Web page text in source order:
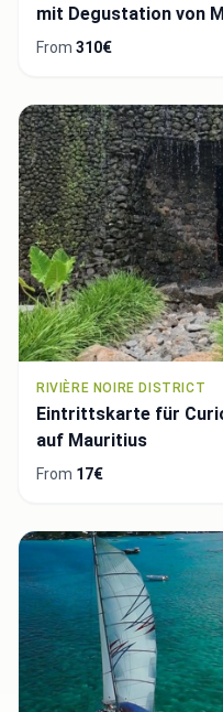
mit Degustation von
From 310€
RIVIÈRE NOIRE DISTRICT
Eintrittskarte für
auf Mauritius
From 17€